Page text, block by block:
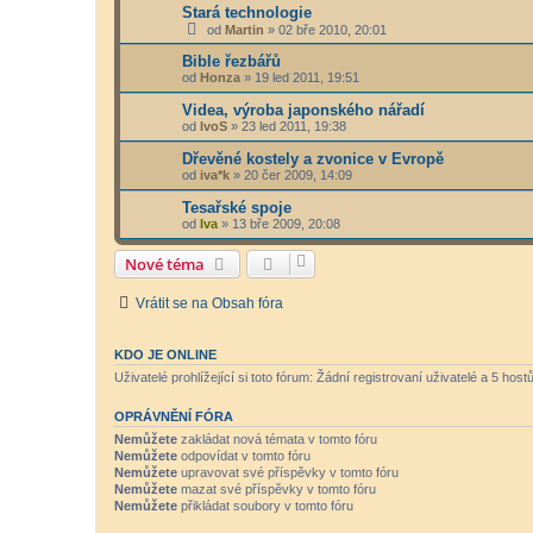
Stará technologie
od Martin » 02 bře 2010, 20:01
Bible řezbářů
od Honza » 19 led 2011, 19:51
Videa, výroba japonského nářadí
od IvoS » 23 led 2011, 19:38
Dřevěné kostely a zvonice v Evropě
od iva*k » 20 čer 2009, 14:09
Tesařské spoje
od Iva » 13 bře 2009, 20:08
Nové téma
Vrátit se na Obsah fóra
KDO JE ONLINE
Uživatelé prohlížející si toto fórum: Žádní registrovaní uživatelé a 5 hostů
OPRÁVNĚNÍ FÓRA
Nemůžete zakládat nová témata v tomto fóru
Nemůžete odpovídat v tomto fóru
Nemůžete upravovat své příspěvky v tomto fóru
Nemůžete mazat své příspěvky v tomto fóru
Nemůžete přikládat soubory v tomto fóru